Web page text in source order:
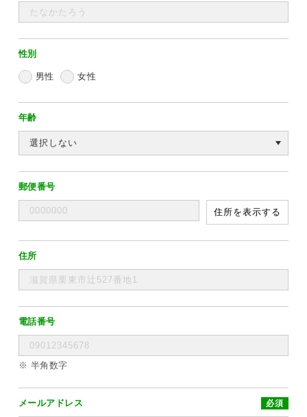
性別
男性 女性
年齢
郵便番号
住所を表示する
住所
電話番号
※ 半角数字
メールアドレス 必須